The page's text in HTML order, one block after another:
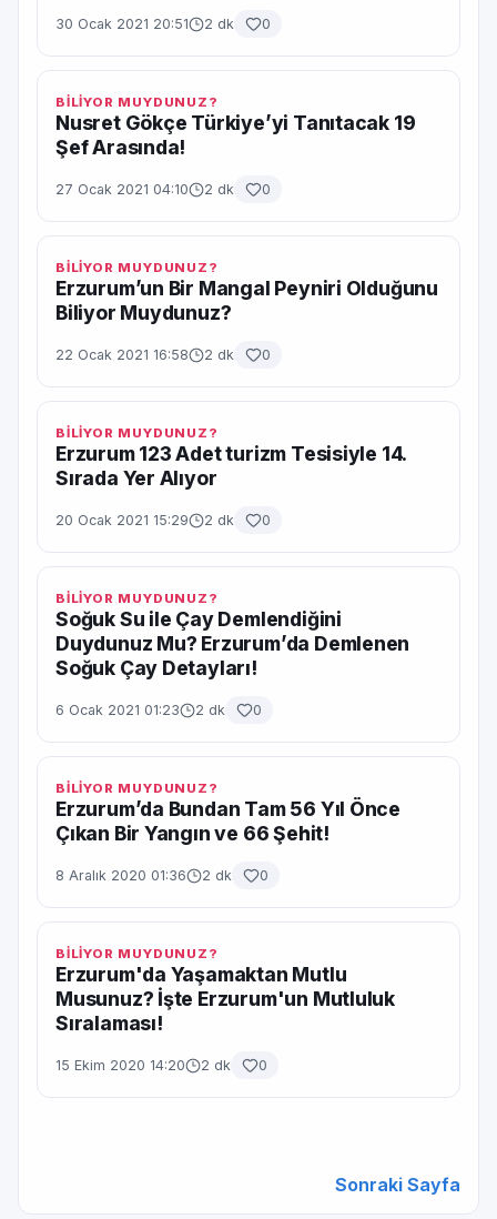
30 Ocak 2021 20:51 2 dk 0
BİLİYOR MUYDUNUZ?
Nusret Gökçe Türkiye’yi Tanıtacak 19
Şef Arasında!
27 Ocak 2021 04:10 2 dk 0
BİLİYOR MUYDUNUZ?
Erzurum’un Bir Mangal Peyniri Olduğunu
Biliyor Muydunuz?
22 Ocak 2021 16:58 2 dk 0
BİLİYOR MUYDUNUZ?
Erzurum 123 Adet turizm Tesisiyle 14.
Sırada Yer Alıyor
20 Ocak 2021 15:29 2 dk 0
BİLİYOR MUYDUNUZ?
Soğuk Su ile Çay Demlendiğini
Duydunuz Mu? Erzurum’da Demlenen
Soğuk Çay Detayları!
6 Ocak 2021 01:23 2 dk 0
BİLİYOR MUYDUNUZ?
Erzurum’da Bundan Tam 56 Yıl Önce
Çıkan Bir Yangın ve 66 Şehit!
8 Aralık 2020 01:36 2 dk 0
BİLİYOR MUYDUNUZ?
Erzurum'da Yaşamaktan Mutlu
Musunuz? İşte Erzurum'un Mutluluk
Sıralaması!
15 Ekim 2020 14:20 2 dk 0
Sonraki Sayfa